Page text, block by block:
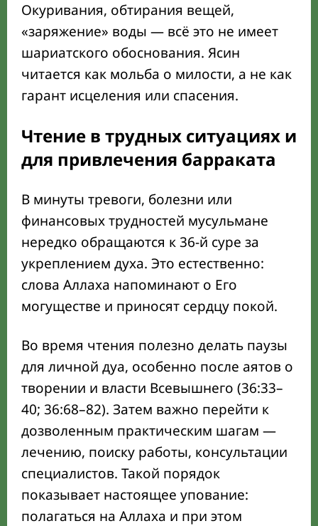
Окуривания, обтирания вещей,
«заряжение» воды — всё это не имеет
шариатского обоснования. Ясин
читается как мольба о милости, а не как
гарант исцеления или спасения.
Чтение в трудных ситуациях и
для привлечения барраката
В минуты тревоги, болезни или
финансовых трудностей мусульмане
нередко обращаются к 36-й суре за
укреплением духа. Это естественно:
слова Аллаха напоминают о Его
могуществе и приносят сердцу покой.
Во время чтения полезно делать паузы
для личной дуа, особенно после аятов о
творении и власти Всевышнего (36:33–
40; 36:68–82). Затем важно перейти к
дозволенным практическим шагам —
лечению, поиску работы, консультации
специалистов. Такой порядок
показывает настоящее упование:
полагаться на Аллаха и при этом